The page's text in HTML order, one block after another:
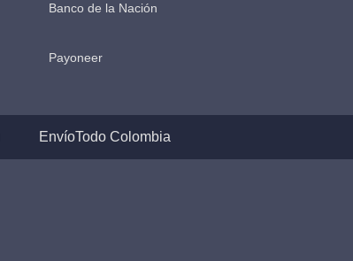
Banco de la Nación
Payoneer
EnvíoTodo Colombia